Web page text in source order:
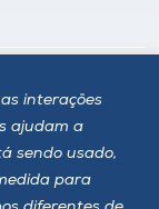
interações
ajudam a
sendo usado,
para